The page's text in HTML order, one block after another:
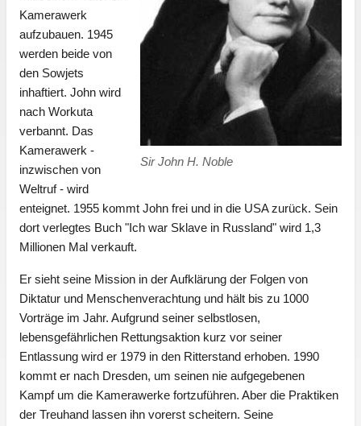
Sir John H. Noble
Kamerawerk
aufzubauen. 1945
werden beide von
den Sowjets
inhaftiert. John wird
nach Workuta
verbannt. Das
Kamerawerk -
inzwischen von
Weltruf - wird
enteignet. 1955 kommt John frei und in die USA zurück. Sein
dort verlegtes Buch "Ich war Sklave in Russland" wird 1,3
Millionen Mal verkauft.
Er sieht seine Mission in der Aufklärung der Folgen von
Diktatur und Menschenverachtung und hält bis zu 1000
Vorträge im Jahr. Aufgrund seiner selbstlosen,
lebensgefährlichen Rettungsaktion kurz vor seiner
Entlassung wird er 1979 in den Ritterstand erhoben. 1990
kommt er nach Dresden, um seinen nie aufgegebenen
Kampf um die Kamerawerke fortzuführen. Aber die Praktiken
der Treuhand lassen ihn vorerst scheitern. Seine